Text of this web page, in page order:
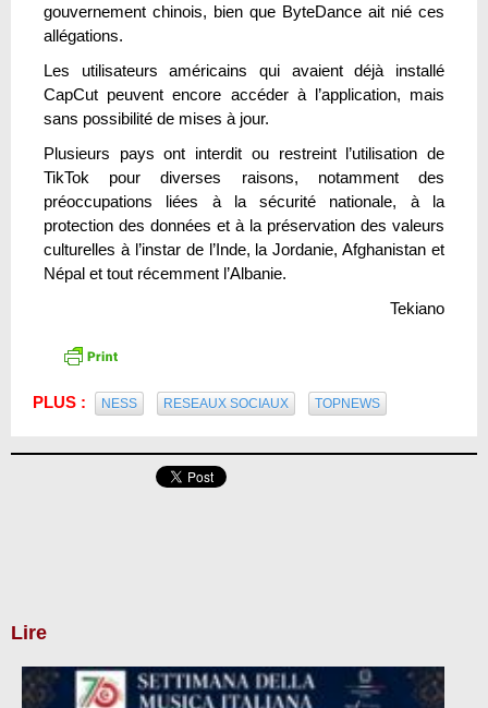
gouvernement chinois, bien que ByteDance ait nié ces
allégations.
Les utilisateurs américains qui avaient déjà installé
CapCut peuvent encore accéder à l’application, mais
sans possibilité de mises à jour.
Plusieurs pays ont interdit ou restreint l’utilisation de
TikTok pour diverses raisons, notamment des
préoccupations liées à la sécurité nationale, à la
protection des données et à la préservation des valeurs
culturelles à l’instar de l’Inde, la Jordanie, Afghanistan et
Népal et tout récemment l’Albanie.
Tekiano
PLUS : NESS RESEAUX SOCIAUX TOPNEWS
Lire